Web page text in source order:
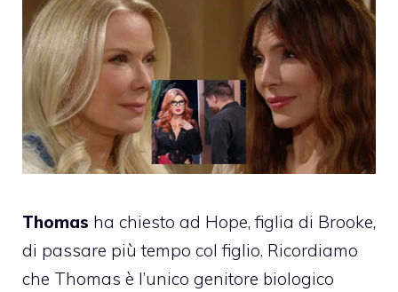
Thomas ha chiesto ad Hope, figlia di Brooke,
di passare più tempo col figlio. Ricordiamo
che Thomas è l’unico genitore biologico